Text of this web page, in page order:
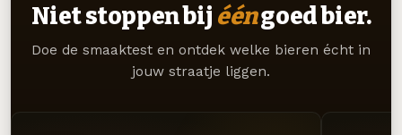
Niet stoppen bij ééngoed bier.
Doe de smaaktest en ontdek welke bieren écht in
jouw straatje liggen.